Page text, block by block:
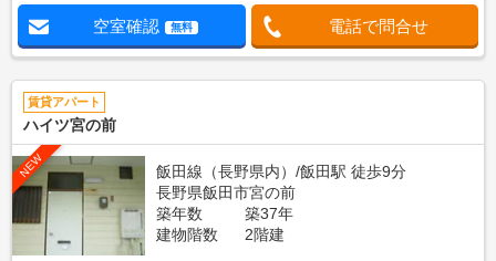
空室確認 無料 電話で問合せ
賃貸アパート
ハイツ宮の前
NEW
飯田線（長野県内）/飯田駅 徒歩9分
長野県飯田市宮の前
築年数
築37年
建物階数
2階建